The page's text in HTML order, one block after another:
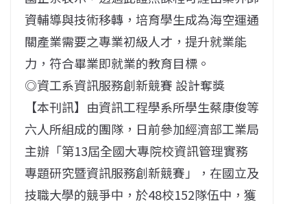
資輔導與技術移轉，培育學生成為海空運通
關產業需要之專業初級人才，提升就業能
力，符合畢業即就業的教育目標。
◎資工系資訊服務創新競賽 設計奪獎
【本刊訊】由資訊工程學系所學生蔡康俊等
六人所組成的團隊，日前參加經濟部工業局
主辦「第13屆全國大專院校資訊管理實務
專題研究暨資訊服務創新競賽」，在國立及
技職大學的競爭中，於48校152隊伍中，獲